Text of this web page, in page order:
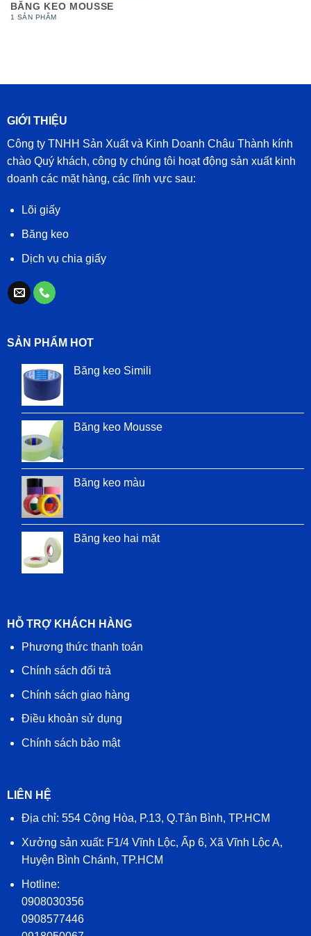
BĂNG KEO MOUSSE
1 SẢN PHẨM
GIỚI THIỆU
Công ty TNHH Sản Xuất và Kinh Doanh Châu Thành kính
chào Quý khách, công ty chúng tôi hoạt động sản xuất kinh
doanh các mặt hàng, các lĩnh vực sau:
Lõi giấy
Băng keo
Dịch vụ chia giấy
SẢN PHẨM HOT
Băng keo Simili
Băng keo Mousse
Băng keo màu
Băng keo hai mặt
HỖ TRỢ KHÁCH HÀNG
Phương thức thanh toán
Chính sách đổi trả
Chính sách giao hàng
Điều khoản sử dụng
Chính sách bảo mật
LIÊN HỆ
Địa chỉ: 554 Cộng Hòa, P.13, Q.Tân Bình, TP.HCM
Xưởng sản xuất: F1/4 Vĩnh Lộc, Ấp 6, Xã Vĩnh Lộc A,
Huyện Bình Chánh, TP.HCM
Hotline:
0908030356
0908577446